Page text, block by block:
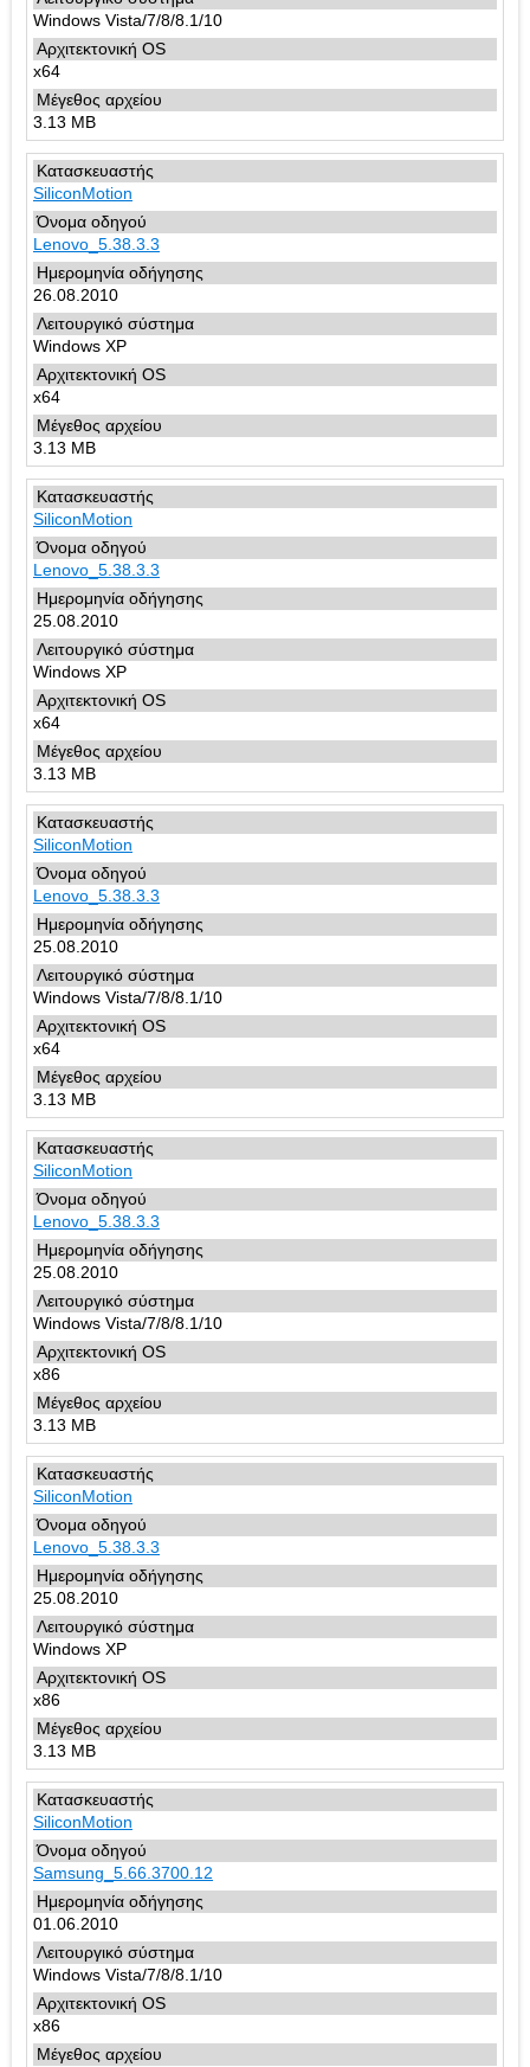
Windows Vista/7/8/8.1/10
x64
3.13 MB
SiliconMotion
Lenovo_5.38.3.3
26.08.2010
Windows XP
x64
3.13 MB
SiliconMotion
Lenovo_5.38.3.3
25.08.2010
Windows XP
x64
3.13 MB
SiliconMotion
Lenovo_5.38.3.3
25.08.2010
Windows Vista/7/8/8.1/10
x64
3.13 MB
SiliconMotion
Lenovo_5.38.3.3
25.08.2010
Windows Vista/7/8/8.1/10
x86
3.13 MB
SiliconMotion
Lenovo_5.38.3.3
25.08.2010
Windows XP
x86
3.13 MB
SiliconMotion
Samsung_5.66.3700.12
01.06.2010
Windows Vista/7/8/8.1/10
x86